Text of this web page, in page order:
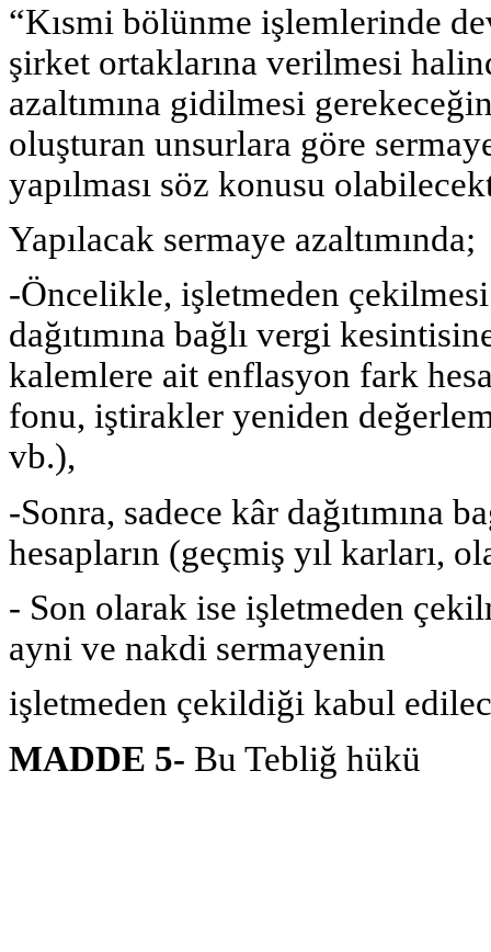
“Kısmi bölünme işlemlerinde
şirket ortaklarına verilmesi
azaltımına gidilmesi
oluşturan unsurlara göre
yapılması söz konusu
Yapılacak sermaye azaltımında;
-Öncelikle, işletmeden
dağıtımına bağlı vergi
kalemlere ait enflasyon fark
fonu, iştirakler yeniden
vb.),
-Sonra, sadece kâr dağıtımına
hesapların (geçmiş yıl karları,
- Son olarak ise işletmeden
ayni ve nakdi sermayenin
işletmeden çekildiği kabul
MADDE 5- Bu Tebliğ hükü